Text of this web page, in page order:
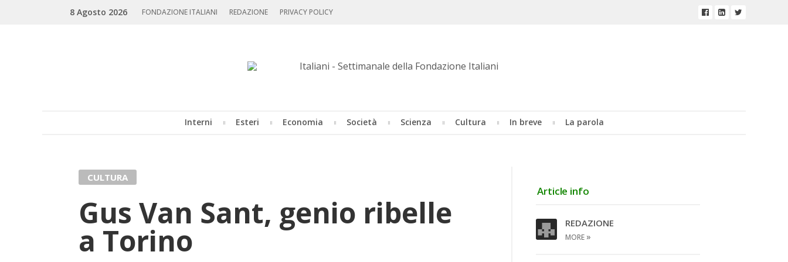
Search
8 Agosto 2026 FONDAZIONE ITALIANI REDAZIONE PRIVACY POLICY
Interni Esteri Economia Società Scienza Cultura In breve La parola
CULTURA
Gus Van Sant, genio ribelle
a Torino
Article info
REDAZIONE
MORE »